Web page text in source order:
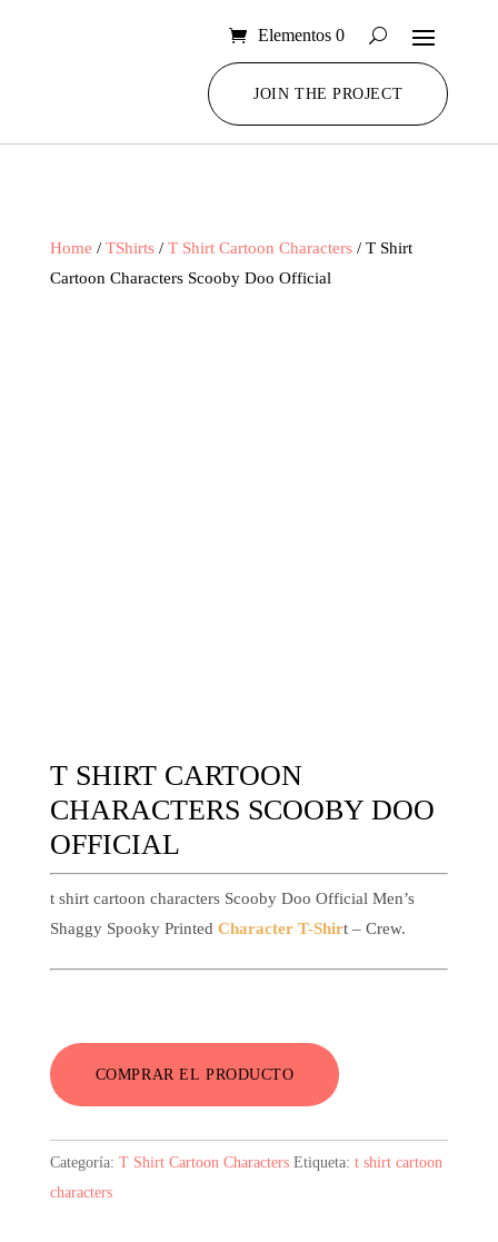
Elementos 0
JOIN THE PROJECT
Home / TShirts/ T Shirt Cartoon Characters/ T Shirt
Cartoon Characters Scooby Doo Official
T SHIRT CARTOON
CHARACTERS SCOOBY DOO
OFFICIAL
t shirt cartoon characters Scooby Doo Official Men’s
Shaggy Spooky Printed Character T-Shirt – Crew.
COMPRAR EL PRODUCTO
Categoría: T Shirt Cartoon Characters Etiqueta: t shirt cartoon
characters